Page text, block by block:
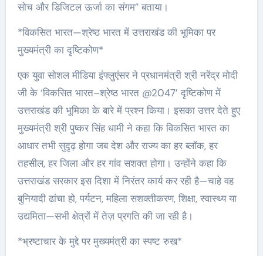
सोच और डिजिटल ऊर्जा का संगम” बताया।
*विकसित भारत—श्रेष्ठ भारत में उत्तराखंड की भूमिका पर
मुख्यमंत्री का दृष्टिकोण*
एक युवा सोशल मीडिया इंफ्लुएंसर ने प्रधानमंत्री श्री नरेंद्र मोदी
जी के ‘विकसित भारत–श्रेष्ठ भारत @2047’ दृष्टिकोण में
उत्तराखंड की भूमिका के बारे में प्रश्न किया। इसका उत्तर देते हुए
मुख्यमंत्री श्री पुष्कर सिंह धामी ने कहा कि विकसित भारत का
आधार तभी सुदृढ़ होगा जब देश और राज्य का हर ब्लॉक, हर
तहसील, हर जिला और हर गांव सशक्त होगा। उन्होंने कहा कि
उत्तराखंड सरकार इस दिशा में निरंतर कार्य कर रही है—चाहे वह
बुनियादी ढांचा हो, पर्यटन, महिला सशक्तीकरण, शिक्षा, स्वास्थ्य या
उद्यमिता—सभी क्षेत्रों में तेज़ प्रगति की जा रही है।
*भ्रष्टाचार के मुद्दे पर मुख्यमंत्री का स्पष्ट रुख*